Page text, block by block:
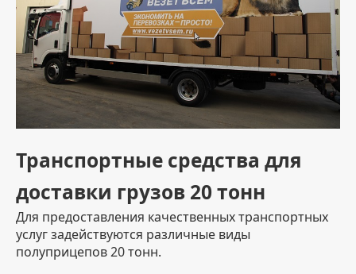
Транспортные средства для
доставки грузов 20 тонн
Для предоставления качественных транспортных
услуг задействуются различные виды
полуприцепов 20 тонн.